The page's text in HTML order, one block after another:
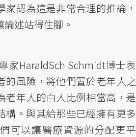
家認為這是非常合理的推論，
述站得住腳。
家HaraldSch Schmidt博士表
的風險，將他們置於老年人之
老年人的白人比例相當高，是
構。與其給那些已經擁有更多
可以讓醫療資源的分配更平